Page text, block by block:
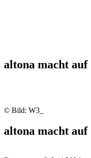
altona macht auf
© Bild: W3_
altona macht auf